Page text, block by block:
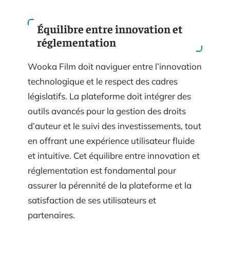
Équilibre entre innovation et
réglementation
Wooka Film doit naviguer entre l’innovation
technologique et le respect des cadres
législatifs. La plateforme doit intégrer des
outils avancés pour la gestion des droits
d’auteur et le suivi des investissements, tout
en offrant une expérience utilisateur fluide
et intuitive. Cet équilibre entre innovation et
réglementation est fondamental pour
assurer la pérennité de la plateforme et la
satisfaction de ses utilisateurs et
partenaires.